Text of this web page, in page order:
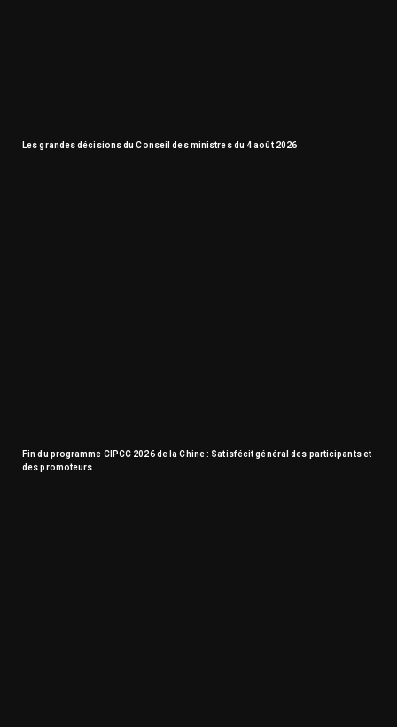
Les grandes décisions du Conseil des ministres du 4 août 2026
Fin du programme CIPCC 2026 de la Chine : Satisfécit général des participants et
des promoteurs